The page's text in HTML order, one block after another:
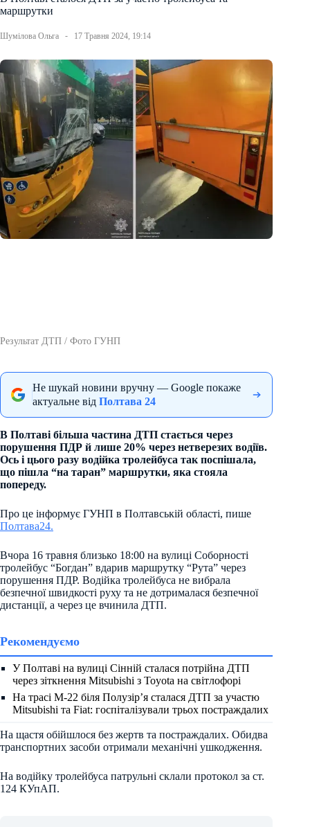
маршрутки
Шумілова Ольга 17 Травня 2024, 19:14
Результат ДТП / Фото ГУНП
Не шукай новини вручну — Google покаже
актуальне від Полтава 24
В Полтаві більша частина ДТП стається через
порушення ПДР й лише 20% через нетверезих водіїв.
Ось і цього разу водійка тролейбуса так поспішала,
що пішла “на таран” маршрутки, яка стояла
попереду.
Про це інформує ГУНП в Полтавській області, пише
Полтава24.
Вчора 16 травня близько 18:00 на вулиці Соборності
тролейбус “Богдан” вдарив маршрутку “Рута” через
порушення ПДР. Водійка тролейбуса не вибрала
безпечної швидкості руху та не дотрималася безпечної
дистанції, а через це вчинила ДТП.
Рекомендуємо
У Полтаві на вулиці Сінній сталася потрійна ДТП
через зіткнення Mitsubishi з Toyota на світлофорі
На трасі М-22 біля Полузір’я сталася ДТП за участю
Mitsubishi та Fiat: госпіталізували трьох постраждалих
На щастя обійшлося без жертв та постраждалих. Обидва
транспортних засоби отримали механічні ушкодження.
На водійку тролейбуса патрульні склали протокол за ст.
124 КУпАП.